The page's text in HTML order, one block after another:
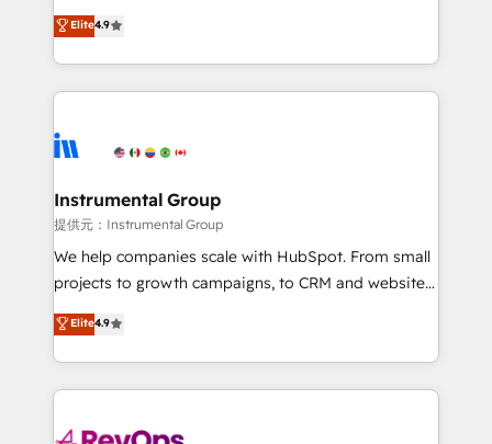
HubSpot Partner 🪴 - Sales Hub: More
implementations than any other Partner 💻 -
agency for an Ops problem. Don't hire a technical
agency for a growth problem. Hire a partner built to
operational efficiency of HubSpot. The fastest-
growing tech-enabler & facilitator, MakeWebBetter,
hands you the blend of HubSpot expertise &
eminent solutions & integrations. Trust us to
Elite Partners with 10+ years of HubSpot experience
Premier Partner 2023 🌟5 HubSpot Accreditations 🌟
Won HubSpot Theme Challenge 2021 🌟INBOUND’19
HubSpot Rising Star Why us? Harnessing the full
potential of the powerful HubSpot CRM. ✔️A team of
HubSpot experience ✔️Flexible pricing models —
Hourly-fee (assigned one Dedicated HubSpot
requirement). ✔️Helped over 25,000+ customers so
Elite4.9
Instrumental Group
提供元：Instrumental Group
We help companies scale with HubSpot. From small
projects to growth campaigns, to CRM and websites.
Hire an agency that's experienced in every inch of
HubSpot and willing to work hand-in-hand with your
team to simplify the complex and build a better
experience for your team and customers.
Elite4.9